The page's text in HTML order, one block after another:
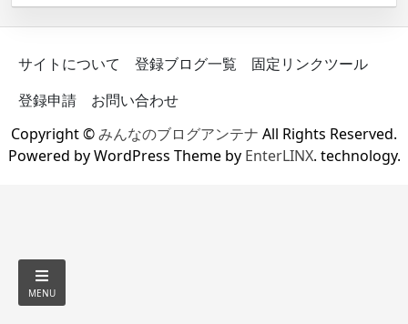
サイトについて 登録ブログ一覧
固定リンクツール
登録申請
お問い合わせ
Copyright ©みんなのブログアンテナ All Rights Reserved.
Powered by WordPress Theme by EnterLINX. technology.
MENU